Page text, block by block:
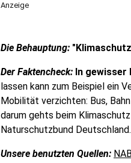
Anzeige
Die Behauptung:
Der Faktencheck: In gewisser
lassen kann zum Beispiel ein
Mobilität verzichten: Bus,
darum gehts beim
Naturschutzbund Deutschland.
Unsere benutzten Quellen: